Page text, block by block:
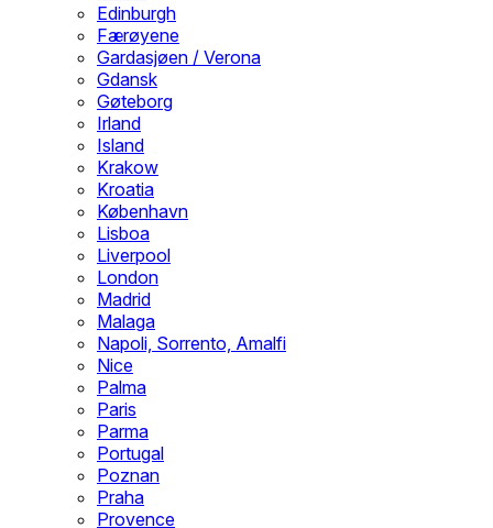
Edinburgh
Færøyene
Gardasjøen / Verona
Gdansk
Gøteborg
Irland
Island
Krakow
Kroatia
København
Lisboa
Liverpool
London
Madrid
Malaga
Napoli, Sorrento, Amalfi
Nice
Palma
Paris
Parma
Portugal
Poznan
Praha
Provence